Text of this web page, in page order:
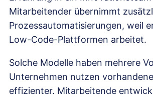
Mitarbeitender übernimmt
Prozessautomatisierungen, weil
Low-Code-Plattformen arbeitet.
Solche Modelle haben mehrere
Unternehmen nutzen
effizienter. Mitarbeitende